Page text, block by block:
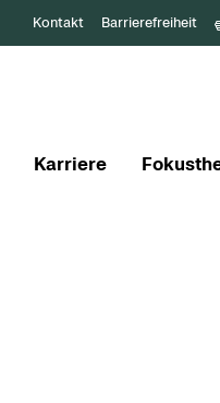
Kontakt Barrierefreiheit
Karriere